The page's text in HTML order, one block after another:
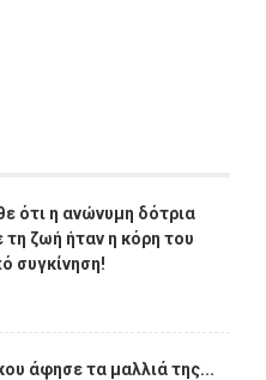
ότι η ανώνυμη δότρια
ζωή ήταν η κόρη του
συγκίνηση!
άφησε τα μαλλιά της...